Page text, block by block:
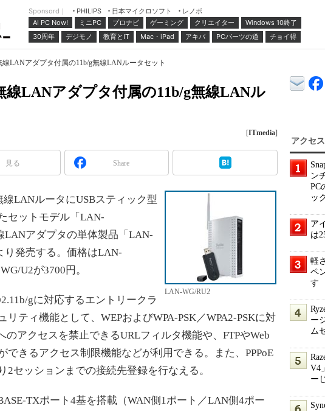
Sponsord｜ PHILIPS 日本マイクロソフト
レノボ
AI PC Now!
ミニPC プロナビ ゲーミング クリエイター
Windows 10終了
30周年
デジモノ 教育とIT Mac・iPad アキバ PCパーツの道 チョイ得
線LANアダプタ付属の11b/g無線LANルータセット
線LANアダプタ付属の11b/g無線LANル
[ITmedia]
見る Share
LAN-WG/RU2
LANルータにUSBスティック型
セットモデル「LAN-
LANアダプタの単体製品「LAN-
り発売する。価格はLAN-
U2が3700円。
gに対応するエントリークラ
ティ機能として、WEPおよびWPA-PSK／WPA2-PSKに対
のアクセスを禁止できるURLフィルタ機能や、FTPやWeb
できるアクセス制限機能などが利用できる。また、PPPoE
2セッションまでの接続先登録を行なえる。
TXポート4基を搭載（WAN側1ポート／LAN側4ポー
アクセ
ン
PC
ッ
ア
は
軽
ペ
す
ー
ム
V4
ー